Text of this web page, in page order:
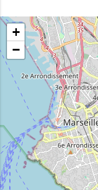
+
−